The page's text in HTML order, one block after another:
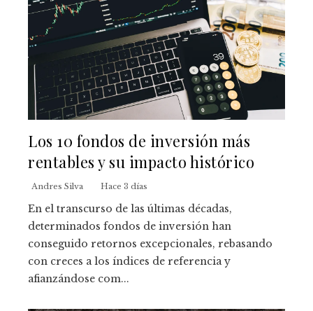
Los 10 fondos de inversión más
rentables y su impacto histórico
Andres Silva Hace 3 días
En el transcurso de las últimas décadas,
determinados fondos de inversión han
conseguido retornos excepcionales, rebasando
con creces a los índices de referencia y
afianzándose com...